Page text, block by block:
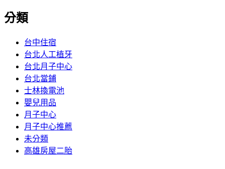
分類
台中住宿
台北人工植牙
台北月子中心
台北當鋪
士林換電池
嬰兒用品
月子中心
月子中心推薦
未分類
高雄房屋二胎